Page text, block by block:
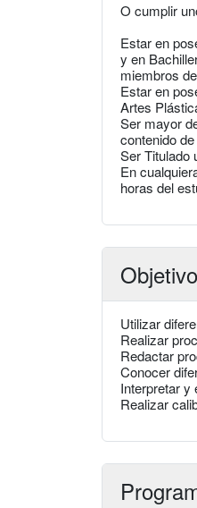
O cumplir
Estar en
y en
miembros
Estar en
Artes
Ser mayor
contenido
Ser Titulado
En
horas del
Utilizar
Realizar
Redactar
Conocer
Interpretar y
Realizar